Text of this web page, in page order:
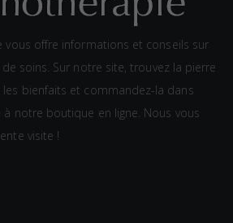
vous offre informations et conseils sur
soins. Sur notre site, trouvez la pierre
bienfaits et commandez-la dans
à notre boutique en ligne. Nous vous
visite !